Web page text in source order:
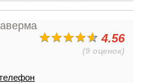
4.56
(9 оценок)